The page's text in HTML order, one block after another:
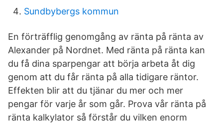
Sundbybergs kommun
En förträfflig genomgång av ränta på ränta av
Alexander på Nordnet. Med ränta på ränta kan
du få dina sparpengar att börja arbeta åt dig
genom att du får ränta på alla tidigare räntor.
Effekten blir att du tjänar du mer och mer
pengar för varje år som går. Prova vår ränta på
ränta kalkylator så förstår du vilken enorm